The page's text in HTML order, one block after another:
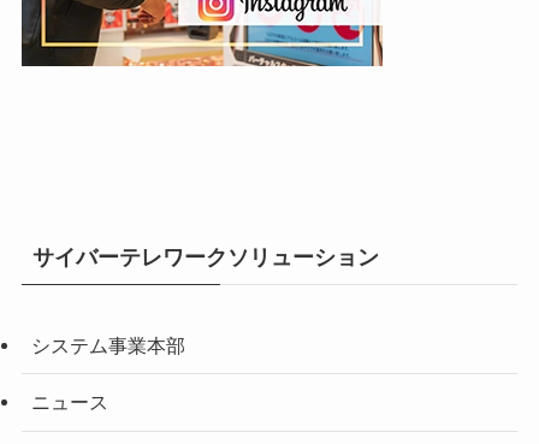
サイバーテレワークソリューション
システム事業本部
ニュース